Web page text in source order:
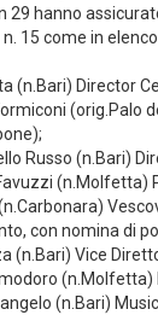
29 hanno
15 come in
(n.Bari) Director
(orig.Palo
Russo (n.Bari)
(n.Molfetta)
con nomina di
(n.Bari) Vice
(n.Bari)